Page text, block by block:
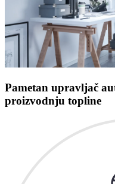
Pametan upravljač
proizvodnju topline